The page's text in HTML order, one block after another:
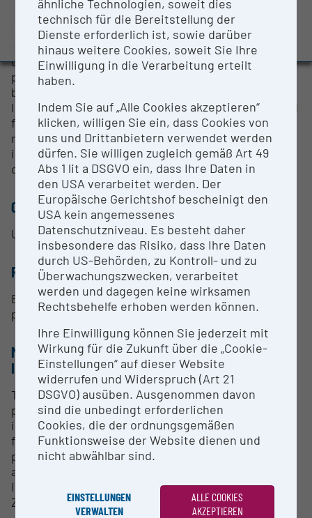
Evaluation Study 2022
Awards and press releases
determine the presence of certain analytes in a
location-dependent manner, i.e. to perform mass
spectrometry imaging (MSI) to determine
concentration gradients in materials or the
presence of medically relevant molecules in
biological sections (tumor markers in tissues, etc).
In addition to these possibilities, it will also be used
for the structural elucidation of new synthetic
materials and integrated into existing
infrastructure (coupling with polymer
chromatography).
CONTACT PERSON
Univ.-Prof. DI Dr. Christian Paulik
RESEARCH SERVICES
Basic research projects, public funded projects,
projects with companies
METHODS & EXPERTISE FOR RESEARCH
INFRASTRUCTURE
The device is an effective extension of the existing
possibilities of polymer characterization at JKU and
is an enrichment for many working groups from the
faculties of chemistry and plastics engineering,
physics, as well as medicine, in particular all
analytically and synthetically working chemistry
institutes, biophysics, ZONA, Soft Matter Physics,
ZML.
ähnliche Technologien, soweit dies
technisch für die Bereitstellung der
Dienste erforderlich ist, sowie darüber
hinaus weitere Cookies, soweit Sie Ihre
Einwilligung in die Verarbeitung erteilt
haben.
Indem Sie auf „Alle Cookies akzeptieren“
klicken, willigen Sie ein, dass Cookies von
uns und Drittanbietern verwendet werden
dürfen. Sie willigen zugleich gemäß Art 49
Abs 1 lit a DSGVO ein, dass Ihre Daten in
den USA verarbeitet werden. Der
Europäische Gerichtshof bescheinigt den
USA kein angemessenes
Datenschutzniveau. Es besteht daher
insbesondere das Risiko, dass Ihre Daten
durch US-Behörden, zu Kontroll- und zu
Überwachungszwecken, verarbeitet
werden und dagegen keine wirksamen
Rechtsbehelfe erhoben werden können.
Ihre Einwilligung können Sie jederzeit mit
Wirkung für die Zukunft über die „Cookie-
Einstellungen“ auf dieser Website
widerrufen und Widerspruch (Art 21
DSGVO) ausüben. Ausgenommen davon
sind die unbedingt erforderlichen
Cookies, die der ordnungsgemäßen
Funktionsweise der Website dienen und
nicht abwählbar sind.
EINSTELLUNGEN
VERWALTEN
ALLE COOKIES
AKZEPTIEREN